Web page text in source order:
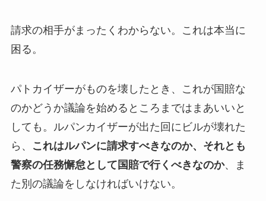
請求の相手がまったくわからない。これは本当に
困る。
パトカイザーがものを壊したとき、これが国賠な
のかどうか議論を始めるところまではまあいいと
しても。ルパンカイザーが出た回にビルが壊れた
ら、
これはルパンに請求すべきなのか、それとも
警察の任務懈怠として国賠で行くべきなのか、ま
た別の議論をしなければいけない。